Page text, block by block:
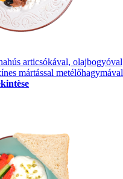
articsókával,
mártással